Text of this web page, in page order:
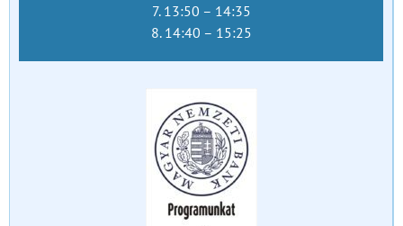
7. 13:50 – 14:35
8. 14:40 – 15:25